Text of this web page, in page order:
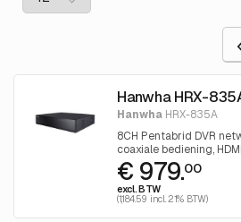
Hanwha HRX-
Hanwha HRX-835A
8CH Pentabrid DVR
coaxiale bediening,
H.265, H.264, MJPEG-
€ 979.00
excl. BTW
(1,184.59 incl. 21% BTW)